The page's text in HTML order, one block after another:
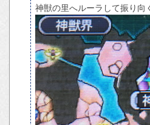
神獣の里へルーラして振り向